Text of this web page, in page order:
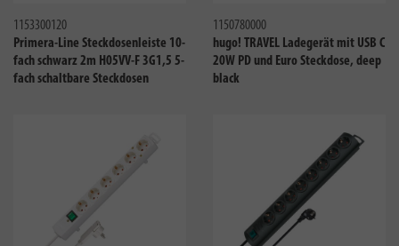
1153300120
Primera-Line Steckdosenleiste 10-
fach schwarz 2m H05VV-F 3G1,5 5-
fach schaltbare Steckdosen
1150780000
hugo! TRAVEL Ladegerät mit USB C
20W PD und Euro Steckdose, deep
black